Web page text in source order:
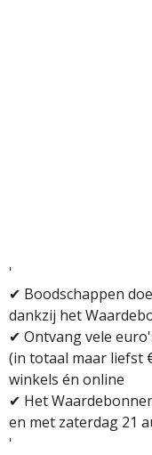
'
✔ Boodschappen
dankzij het
✔ Ontvang vele
(in totaal maar liefst
winkels én online
✔ Het
en met zaterdag 21
'